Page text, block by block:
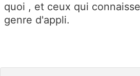
quoi , et ceux qui
genre d'appli.